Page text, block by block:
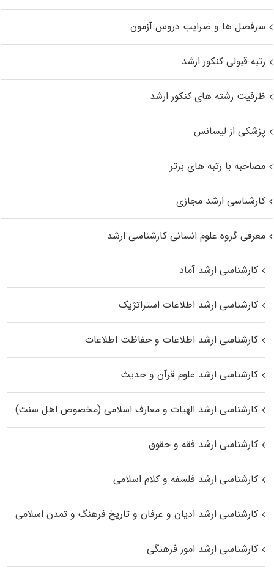
سرفصل ها و ضرایب دروس آزمون
رتبه قبولی کنکور ارشد
ظرفیت رشته های کنکور ارشد
پزشکی از لیسانس
مصاحبه با رتبه های برتر
کارشناسی ارشد مجازی
معرفی گروه علوم انسانی کارشناسی ارشد
کارشناسی ارشد آماد
کارشناسی ارشد اطلاعات استراتژیک
کارشناسی ارشد اطلاعات و حفاظت اطلاعات
کارشناسی ارشد علوم قرآن و حدیث
کارشناسی ارشد الهیات و معارف اسلامی (مخصوص اهل سنت)
کارشناسی ارشد فقه و حقوق
کارشناسی ارشد فلسفه و کلام اسلامی
کارشناسی ارشد ادیان و عرفان و تاریخ فرهنگ و تمدن اسلامی
کارشناسی ارشد امور فرهنگی